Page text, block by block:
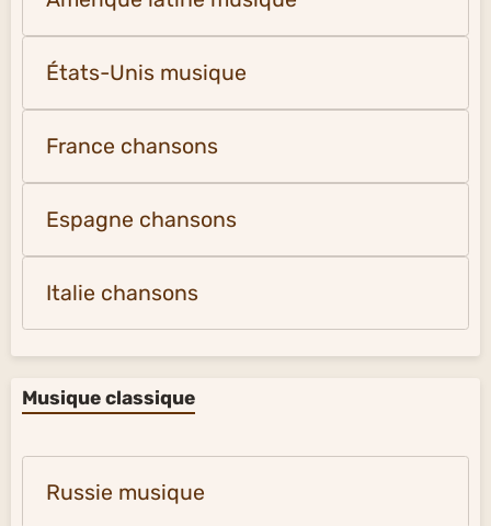
États-Unis musique
France chansons
Espagne chansons
Italie chansons
Musique classique
Russie musique